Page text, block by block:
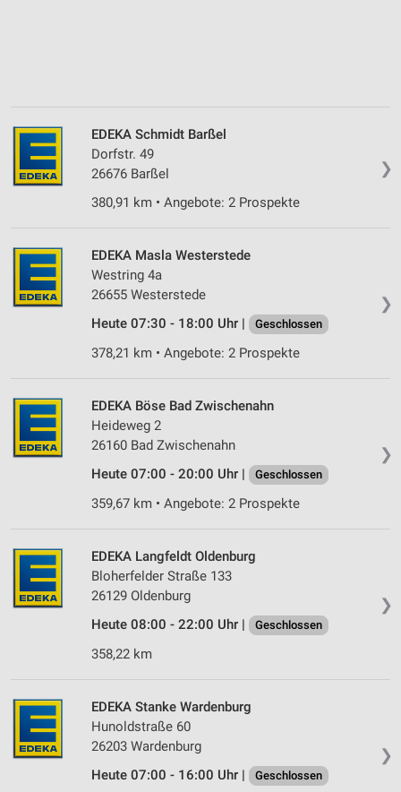
❯
EDEKA Schmidt Barßel
Dorfstr. 49
26676 Barßel
380,91 km • Angebote: 2 Prospekte
❯
EDEKA Masla Westerstede
Westring 4a
26655 Westerstede
Heute 07:30 - 18:00 Uhr |
Geschlossen
378,21 km • Angebote: 2 Prospekte
❯
EDEKA Böse Bad Zwischenahn
Heideweg 2
26160 Bad Zwischenahn
Heute 07:00 - 20:00 Uhr |
Geschlossen
359,67 km • Angebote: 2 Prospekte
❯
EDEKA Langfeldt Oldenburg
Bloherfelder Straße 133
26129 Oldenburg
Heute 08:00 - 22:00 Uhr |
Geschlossen
358,22 km
❯
EDEKA Stanke Wardenburg
Hunoldstraße 60
26203 Wardenburg
Heute 07:00 - 16:00 Uhr |
Geschlossen